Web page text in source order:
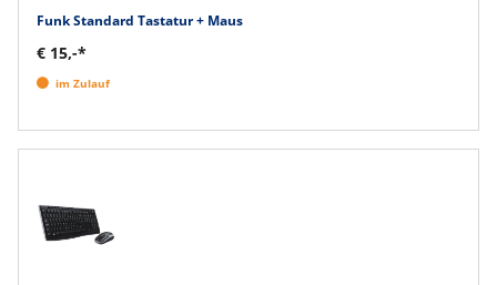
Funk Standard Tastatur + Maus
€ 15,-*
im Zulauf